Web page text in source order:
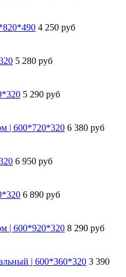
4 250 руб
5 280 руб
5 290 руб
| 600*720*320 6 380 руб
6 950 руб
6 890 руб
| 600*920*320 8 290 руб
| 600*360*320 3 390